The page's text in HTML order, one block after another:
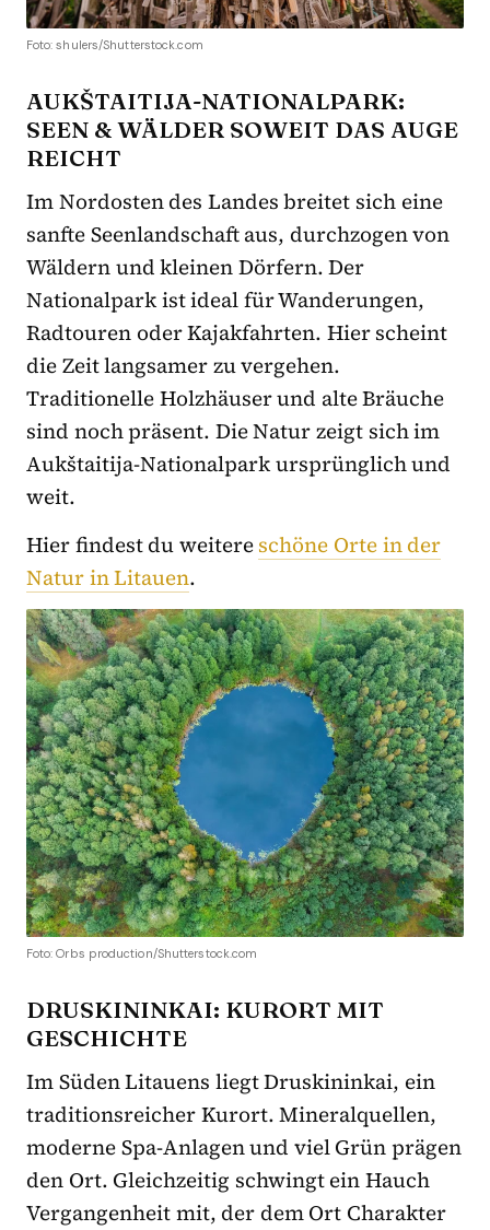
Foto: shulers/Shutterstock.com
AUKŠTAITIJA-NATIONALPARK:
SEEN & WÄLDER SOWEIT DAS AUGE
REICHT
Im Nordosten des Landes breitet sich eine
sanfte Seenlandschaft aus, durchzogen von
Wäldern und kleinen Dörfern. Der
Nationalpark ist ideal für Wanderungen,
Radtouren oder Kajakfahrten. Hier scheint
die Zeit langsamer zu vergehen.
Traditionelle Holzhäuser und alte Bräuche
sind noch präsent. Die Natur zeigt sich im
Aukštaitija-Nationalpark ursprünglich und
weit.
Hier findest du weitereschöne Orte in der
Natur in Litauen.
Foto: Orbs production/Shutterstock.com
DRUSKININKAI: KURORT MIT
GESCHICHTE
Im Süden Litauens liegt Druskininkai, ein
traditionsreicher Kurort. Mineralquellen,
moderne Spa-Anlagen und viel Grün prägen
den Ort. Gleichzeitig schwingt ein Hauch
Vergangenheit mit, der dem Ort Charakter